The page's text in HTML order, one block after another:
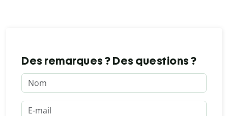
Des remarques ? Des questions ?